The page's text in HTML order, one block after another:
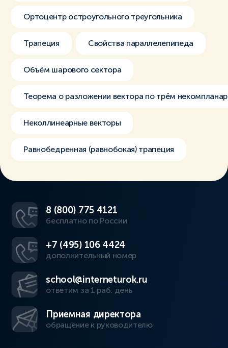
Ортоцентр остроугольного треугольника
Трапеция Свойства параллелепипеда
Объём шарового сектора
Теорема о разложении вектора по трём
Неколлинеарные векторы
Равнобедренная (равнобокая) трапеция
8 (800) 775 4121
бесплатно по России
+7 (495) 106 4424
дополнительный номер
school@interneturok.ru
ответим за 1 раб. день
Приемная директора
обращение к руководителю